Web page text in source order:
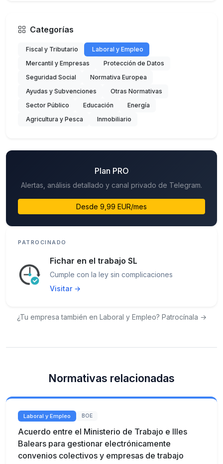
Categorías
Fiscal y Tributario
Laboral y Empleo
Mercantil y Empresas
Protección de Datos
Seguridad Social
Normativa Europea
Ayudas y Subvenciones
Otras Normativas
Sector Público
Educación
Energía
Agricultura y Pesca
Inmobiliario
Plan PRO
Alertas, análisis detallado y canal privado de Telegram.
Desde 9,99 EUR/mes
PATROCINADO
Fichar en el trabajo SL
Cumple con la ley sin complicaciones
Visitar →
¿Tu empresa también en Laboral y Empleo? Patrocínala →
Normativas relacionadas
Laboral y Empleo BOE
Acuerdo entre el Ministerio de Trabajo e Illes
Balears para gestionar electrónicamente
convenios colectivos y empresas de trabajo